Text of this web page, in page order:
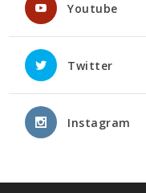
Youtube
Twitter
Instagram